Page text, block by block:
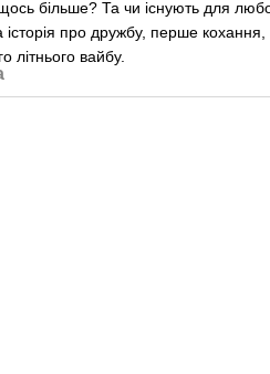
більше? Та чи існують для
про дружбу, перше кохання,
літнього вайбу.